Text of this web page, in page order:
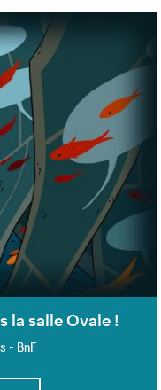
la salle Ovale !
- BnF